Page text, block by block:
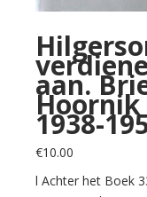
aan.
Hoornik
1938-
€10.00
l Achter het Boek